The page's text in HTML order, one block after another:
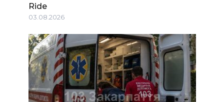
Ride
03.08.2026